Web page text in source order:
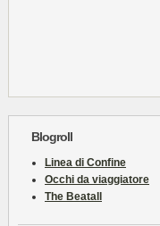
Blogroll
Linea di Confine
Occhi da viaggiatore
The Beatall